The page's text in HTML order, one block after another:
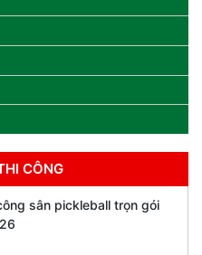
CÔNG
sân pickleball trọn gói